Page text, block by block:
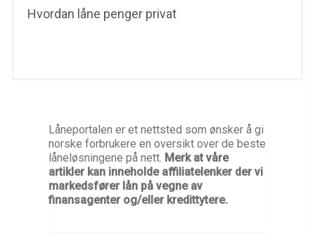
Hvordan låne penger privat
Låneportalen er et nettsted som ønsker å gi
norske forbrukere en oversikt over de beste
låneløsningene på nett. Merk at våre
artikler kan inneholde affiliatelenker der vi
markedsfører lån på vegne av
finansagenter og/eller kredittytere.